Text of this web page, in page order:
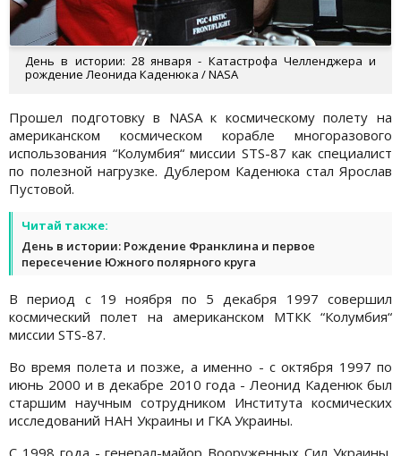
День в истории: 28 января - Катастрофа Челленджера и
рождение Леонида Каденюка / NASA
Прошел подготовку в NASA к космическому полету на
американском космическом корабле многоразового
использования “Колумбия“ миссии STS-87 как специалист
по полезной нагрузке. Дублером Каденюка стал Ярослав
Пустовой.
Читай также:
День в истории: Рождение Франклина и первое
пересечение Южного полярного круга
В период с 19 ноября по 5 декабря 1997 совершил
космический полет на американском МТКК “Колумбия“
миссии STS-87.
Во время полета и позже, а именно - с октября 1997 по
июнь 2000 и в декабре 2010 года - Леонид Каденюк был
старшим научным сотрудником Института космических
исследований НАН Украины и ГКА Украины.